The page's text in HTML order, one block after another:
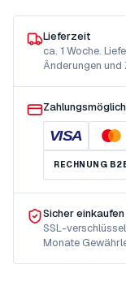
Lieferzeit
ca. 1 Woche.
Änderungen
VISA
RECHNUNG
Sicher einkaufen
SSL-
Monate